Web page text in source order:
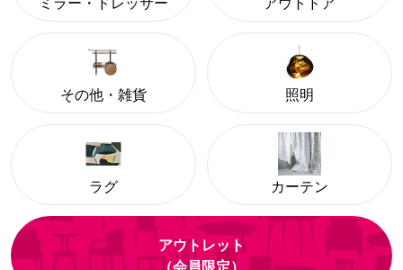
その他・雑貨 照明
ラグ カーテン
アウトレット